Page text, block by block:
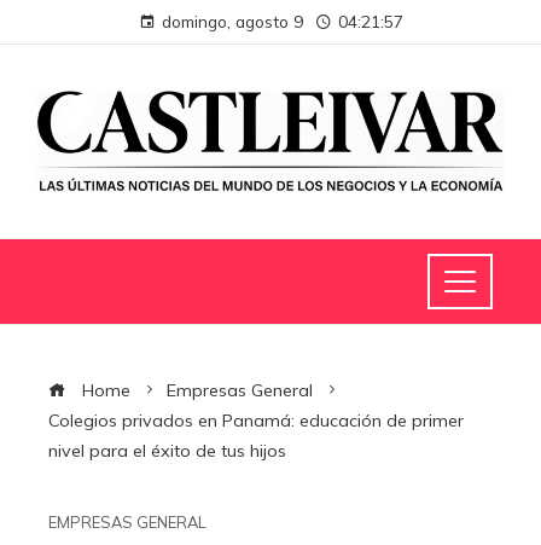
domingo, agosto 9 04:21:58
Home
Empresas General
Colegios privados en Panamá: educación de primer
nivel para el éxito de tus hijos
EMPRESAS GENERAL